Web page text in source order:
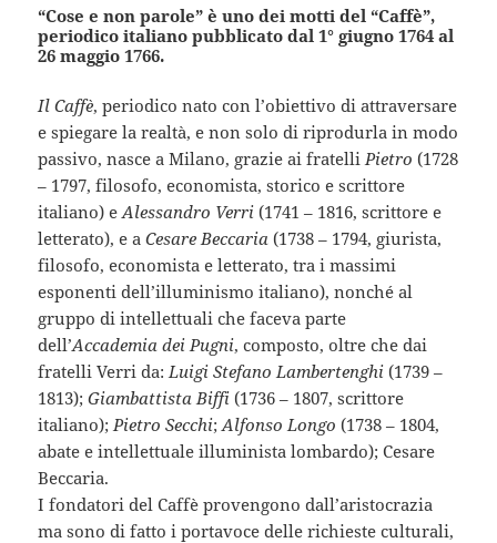
“Cose e non parole” è uno dei motti del “Caffè”,
periodico italiano pubblicato dal 1° giugno 1764 al
26 maggio 1766.
Il Caffè, periodico nato con l’obiettivo di attraversare
e spiegare la realtà, e non solo di riprodurla in modo
passivo, nasce a Milano, grazie ai fratelli Pietro (1728
– 1797, filosofo, economista, storico e scrittore
italiano) eAlessandro Verri (1741 – 1816, scrittore e
letterato), e aCesare Beccaria (1738 – 1794, giurista,
filosofo, economista e letterato, tra i massimi
esponenti dell’illuminismo italiano), nonché al
gruppo di intellettuali che faceva parte
dell’Accademia dei Pugni, composto, oltre che dai
fratelli Verri da: Luigi Stefano Lambertenghi (1739 –
1813);Giambattista Biffi(1736 – 1807, scrittore
italiano); Pietro Secchi;Alfonso Longo (1738 – 1804,
abate e intellettuale illuminista lombardo); Cesare
Beccaria.
I fondatori del Caffè provengono dall’aristocrazia
ma sono di fatto i portavoce delle richieste culturali,